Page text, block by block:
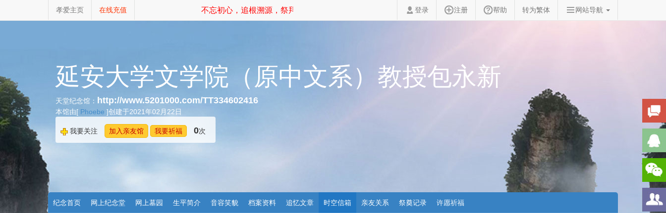
孝爱主页 在线充值 不忘初心，追根溯源，祭拜先祖，家道斐然！ 登录 注册 帮助 转为繁体 网站导航
延安大学文学院（原中文系）教授包永新
天堂纪念馆： http://www.5201000.com/TT334602416
本馆由[ Phoebe ]创建于2021年02月22日
我要关注 加入亲友馆 我要祈福 0次
纪念首页 网上纪念堂 网上墓园 生平简介 音容笑貌 档案资料 追忆文章 时空信箱 亲友关系 祭奠记录 许愿祈福